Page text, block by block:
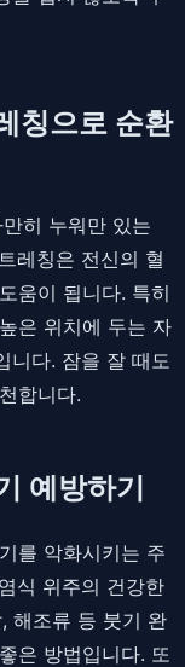
칭으로 순환
히 누워만 있는
레칭은 전신의 혈
움이 됩니다. 특히
은 위치에 두는 자
니다. 잠을 잘 때도
합니다.
예방하기
를 악화시키는 주
식 위주의 건강한
해조류 등 붓기 완
은 방법입니다. 또